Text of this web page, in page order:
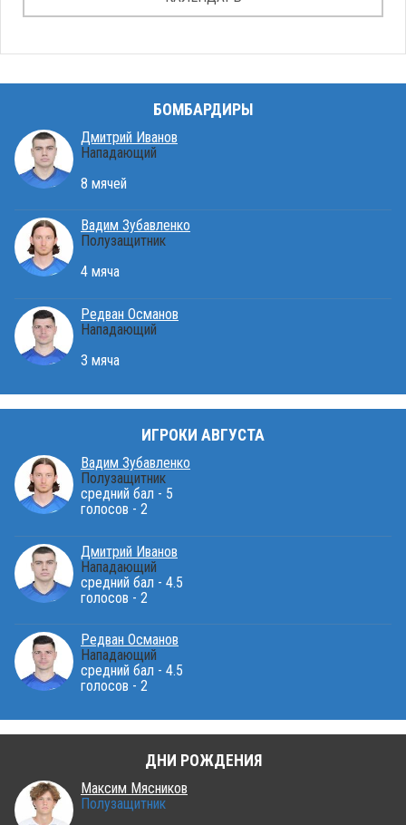
БОМБАРДИРЫ
Дмитрий Иванов
Нападающий
8 мячей
Вадим Зубавленко
Полузащитник
4 мяча
Редван Османов
Нападающий
3 мяча
ИГРОКИ АВГУСТА
Вадим Зубавленко
Полузащитник
средний бал - 5
голосов - 2
Дмитрий Иванов
Нападающий
средний бал - 4.5
голосов - 2
Редван Османов
Нападающий
средний бал - 4.5
голосов - 2
ДНИ РОЖДЕНИЯ
Максим Мясников
Полузащитник